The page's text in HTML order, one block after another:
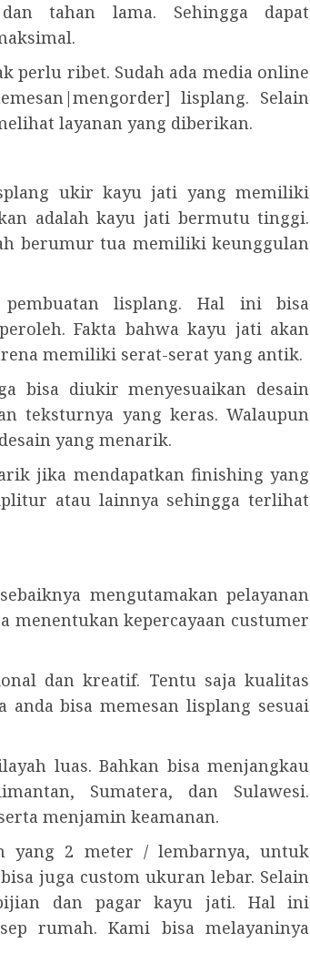
tahan lama. Sehingga dapat
perlu ribet. Sudah ada media online
lisplang. Selain
layanan yang diberikan.
ukir kayu jati yang memiliki
adalah kayu jati bermutu tinggi.
berumur tua memiliki keunggulan
lisplang. Hal ini bisa
Fakta bahwa kayu jati akan
memiliki serat-serat yang antik.
bisa diukir menyesuaikan desain
teksturnya yang keras. Walaupun
yang menarik.
jika mendapatkan finishing yang
atau lainnya sehingga terlihat
mengutamakan pelayanan
menentukan kepercayaan custumer
dan kreatif. Tentu saja kualitas
bisa memesan lisplang sesuai
luas. Bahkan bisa menjangkau
Sumatera, dan Sulawesi.
menjamin keamanan.
2 meter / lembarnya, untuk
juga custom ukuran lebar. Selain
dan pagar kayu jati. Hal ini
rumah. Kami bisa melayaninya